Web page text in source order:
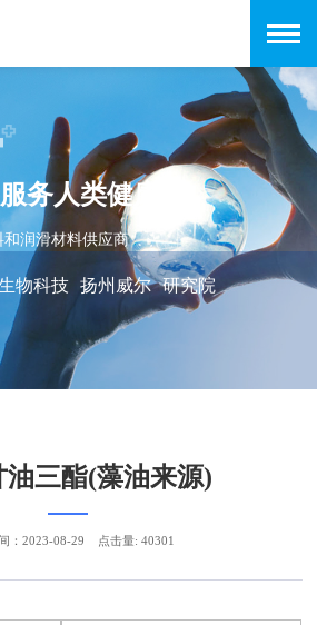
务人类健康
润滑材料供应商
物科技 扬州威尔 研究院
三酯(藻油来源)